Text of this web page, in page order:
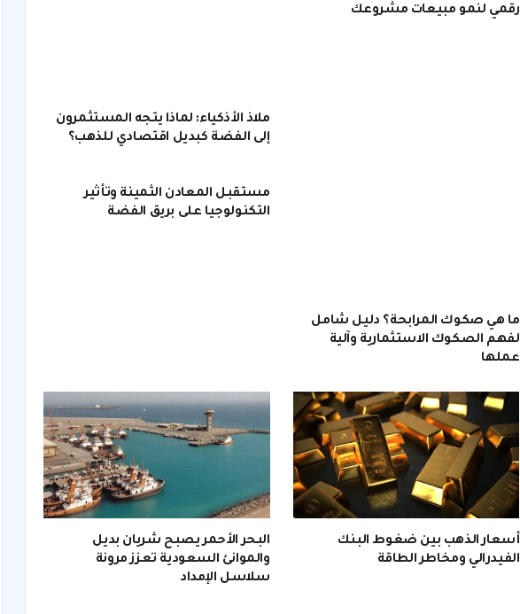
رقمي لنمو مبيعات مشروعك
ملاذ الأذكياء: لماذا يتجه المستثمرون
إلى الفضة كبديل اقتصادي للذهب؟
ما هي صكوك المرابحة؟ دليل شامل
لفهم الصكوك الاستثمارية وآلية
عملها
مستقبل المعادن الثمينة وتأثير
التكنولوجيا على بريق الفضة
أسعار الذهب بين ضغوط البنك
الفيدرالي ومخاطر الطاقة
البحر الأحمر يصبح شريان بديل
والموانئ السعودية تعزز مرونة
سلاسل الإمداد